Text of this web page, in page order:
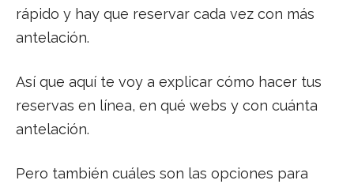
rápido y hay que reservar cada vez con más
antelación.
Así que aquí te voy a explicar cómo hacer tus
reservas en línea, en qué webs y con cuánta
antelación.
Pero también cuáles son las opciones para